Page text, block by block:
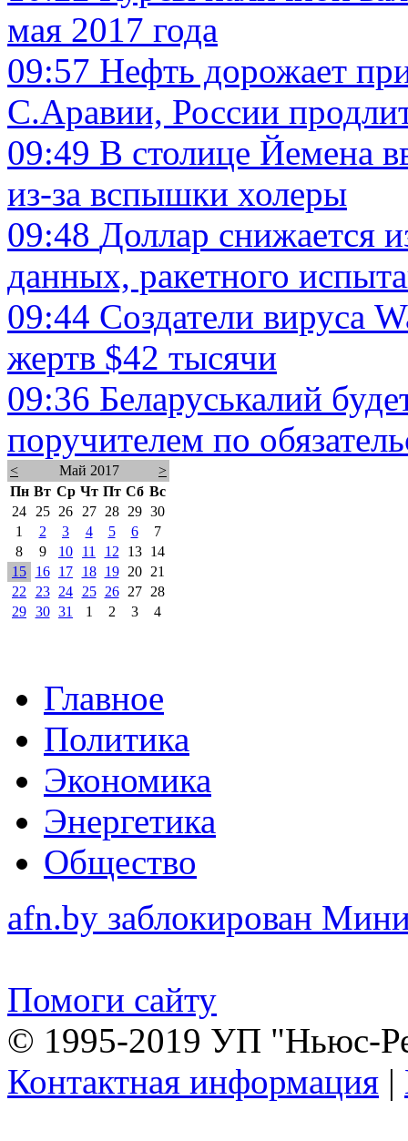
мая 2017 года
09:57 Нефть дорожает
С.Аравии, России
09:49 В столице Йемена
из-за вспышки холеры
09:48 Доллар снижается
данных, ракетного
09:44 Создатели вируса
жертв $42 тысячи
09:36 Беларуськалий
поручителем по
< Май 2017
>
Пн Вт Ср Чт Пт Сб Вс
24
25 26 27 28 29 30
1
2 3 4 5 6
7
8
9 10 11 12 13
14
15
16 17 18 19 20
21
22
23 24 25 26 27
28
29 30 31 1 2 3 4
Главное
Политика
Экономика
Энергетика
Общество
afn.by заблокирован
Помоги сайту
© 1995-2019 УП "Ньюс-
Контактная информация |